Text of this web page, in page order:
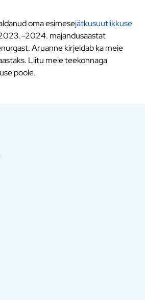
oma esimesejätkusuutlikkuse
majandusaastat
Aruanne kirjeldab ka meie
Liitu meie teekonnaga
poole.